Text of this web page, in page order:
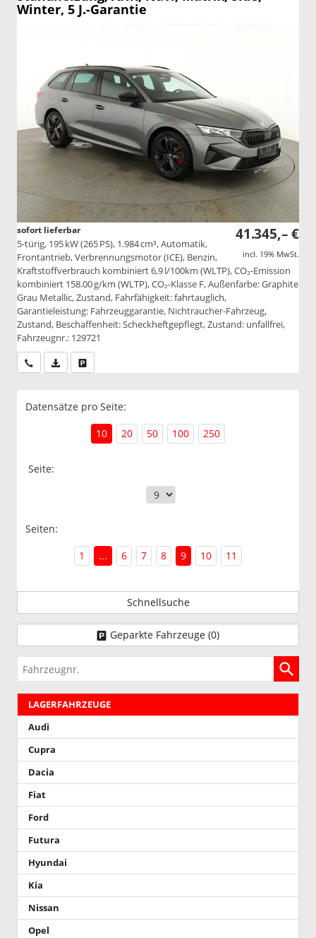
Winter, 5 J.-Garantie
41.345,– €
incl. 19% MwSt.
sofort lieferbar
5-türig, 195 kW (265 PS), 1.984 cm³, Automatik,
Frontantrieb, Verbrennungsmotor (ICE), Benzin,
Kraftstoffverbrauch kombiniert 6,9 l/100km (WLTP), CO₂-Emission
kombiniert 158.00 g/km (WLTP), CO₂-Klasse F, Außenfarbe: Graphite
Grau Metallic, Zustand, Fahrfähigkeit: fahrtauglich,
Garantieleistung: Fahrzeuggarantie, Nichtraucher-Fahrzeug,
Zustand, Beschaffenheit: Scheckheftgepflegt, Zustand: unfallfrei,
Fahrzeugnr.: 129721
Wir rufen Sie anPDF-Datei, Fahrzeugexposé drucken
Datensätze pro Seite:
10
20 50 100 250
Seite:
Seiten:
1
... 6 7 8 9 10 11
Schnellsuche
Geparkte Fahrzeuge (0)
Fahrzeugnr.
LAGERFAHRZEUGE
Audi
Cupra
Dacia
Fiat
Ford
Futura
Hyundai
Kia
Nissan
Opel